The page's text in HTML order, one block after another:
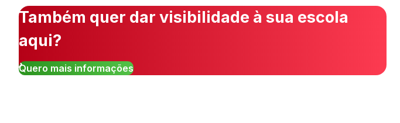
Também quer dar visibilidade à sua escola
aqui?
Quero mais informações